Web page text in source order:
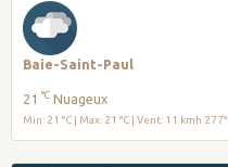
Baie-Saint-Paul
21 °C Nuageux
Min: 21 °C | Max: 21 °C | Vent: 11 kmh 277°